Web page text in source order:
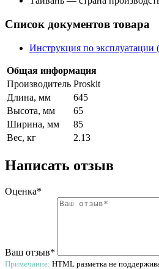
Список документов товара
Инструкция по эксплуатации
Общая информация
Производитель Proskit
Длина, мм
645
Высота, мм
65
Ширина, мм
85
Вес, кг
2.13
Написать отзыв
Оценка*
Ваш отзыв*
Примечание: HTML разметка не